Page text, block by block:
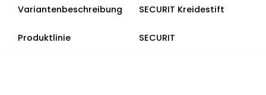
Variantenbeschreibung SECURIT Kreidestift
Produktlinie SECURIT